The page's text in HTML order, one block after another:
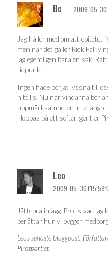
Be 2009-05-
Jag håller med om att epitetet
men när det gäller Rick
jag egentligen bara en sak:
tidpunkt.
Ingen hade börjat lyssna till
hittills. Nu när vindarna
uppmärksamheten inte
Hoppas på ett softer, gentler
Leo
2009-05-
Jättebra inlägg. Precis vad
berättar hur vi bygger
Leos senaste bloggpost:
Piratpartiet